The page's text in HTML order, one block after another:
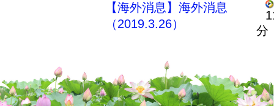
【海外消息】海外消息
（2019.3.26）
分